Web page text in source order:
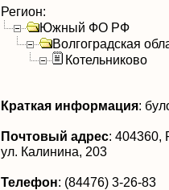
Регион:
Южный ФО РФ
Волгоградская
Котельниково
Краткая информация:
Почтовый адрес: 404360,
ул. Калинина, 203
Телефон: (84476) 3-26-83